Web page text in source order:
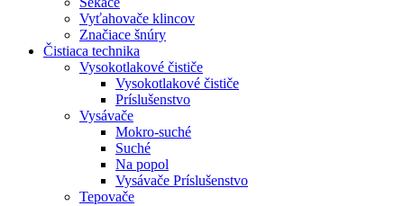
Vyťahovače klincov
Značiace šnúry
Čistiaca technika
Vysokotlakové čističe
Vysokotlakové čističe
Príslušenstvo
Vysávače
Mokro-suché
Suché
Na popol
Vysávače Príslušenstvo
Tepovače